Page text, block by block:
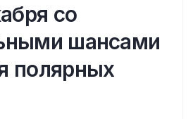
со
шансами
полярных